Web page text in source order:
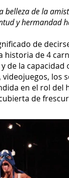
belleza de la
y hermandad
de
historia de 4
de la
los
en el rol del
de